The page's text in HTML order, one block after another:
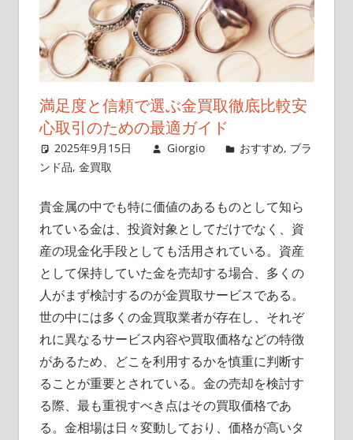
ル。
満足度と信頼で選ぶ金買取徹底比較安
心取引のための最適ガイド
2025年9月15日 Giorgio おすすめ, ブラ
ンド品, 金買取
貴金属の中でも特に価値のあるものとして知ら
れている金は、投資対象としてだけでなく、資
産の現金化手段としても活用されている。 資産
として保持していた金を売却する場合、多くの
人がまず検討するのが金買取サービスである。
世の中には多くの金買取業者が存在し、それぞ
れに異なるサービス内容や買取価格などの特徴
があるため、どこを利用するかを慎重に判断す
ることが重要とされている。金の売却を検討す
る際、最も重視すべき点はその買取価格であ
る。金相場は日々変動しており、価格が高いタ